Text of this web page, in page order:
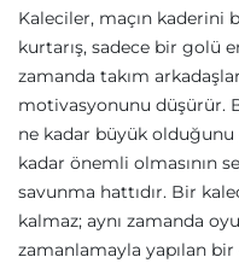
Kaleciler, maçın kaderini
kurtarış, sadece bir golü
zamanda takım
motivasyonunu düşürür.
ne kadar büyük
kadar önemli olmasının
savunma hattıdır. Bir
kalmaz; aynı zamanda
zamanlamayla yapılan bir